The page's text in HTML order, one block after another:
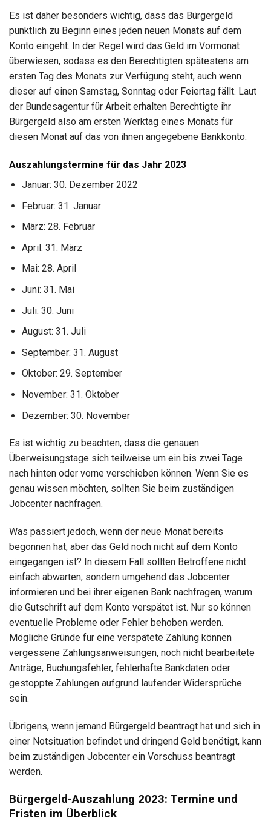
Es ist daher besonders wichtig, dass das Bürgergeld
pünktlich zu Beginn eines jeden neuen Monats auf dem
Konto eingeht. In der Regel wird das Geld im Vormonat
überwiesen, sodass es den Berechtigten spätestens am
ersten Tag des Monats zur Verfügung steht, auch wenn
dieser auf einen Samstag, Sonntag oder Feiertag fällt. Laut
der Bundesagentur für Arbeit erhalten Berechtigte ihr
Bürgergeld also am ersten Werktag eines Monats für
diesen Monat auf das von ihnen angegebene Bankkonto.
Auszahlungstermine für das Jahr 2023
Januar: 30. Dezember 2022
Februar: 31. Januar
März: 28. Februar
April: 31. März
Mai: 28. April
Juni: 31. Mai
Juli: 30. Juni
August: 31. Juli
September: 31. August
Oktober: 29. September
November: 31. Oktober
Dezember: 30. November
Es ist wichtig zu beachten, dass die genauen
Überweisungstage sich teilweise um ein bis zwei Tage
nach hinten oder vorne verschieben können. Wenn Sie es
genau wissen möchten, sollten Sie beim zuständigen
Jobcenter nachfragen.
Was passiert jedoch, wenn der neue Monat bereits
begonnen hat, aber das Geld noch nicht auf dem Konto
eingegangen ist? In diesem Fall sollten Betroffene nicht
einfach abwarten, sondern umgehend das Jobcenter
informieren und bei ihrer eigenen Bank nachfragen, warum
die Gutschrift auf dem Konto verspätet ist. Nur so können
eventuelle Probleme oder Fehler behoben werden.
Mögliche Gründe für eine verspätete Zahlung können
vergessene Zahlungsanweisungen, noch nicht bearbeitete
Anträge, Buchungsfehler, fehlerhafte Bankdaten oder
gestoppte Zahlungen aufgrund laufender Widersprüche
sein.
Übrigens, wenn jemand Bürgergeld beantragt hat und sich in
einer Notsituation befindet und dringend Geld benötigt, kann
beim zuständigen Jobcenter ein Vorschuss beantragt
werden.
Bürgergeld-Auszahlung 2023: Termine und
Fristen im Überblick